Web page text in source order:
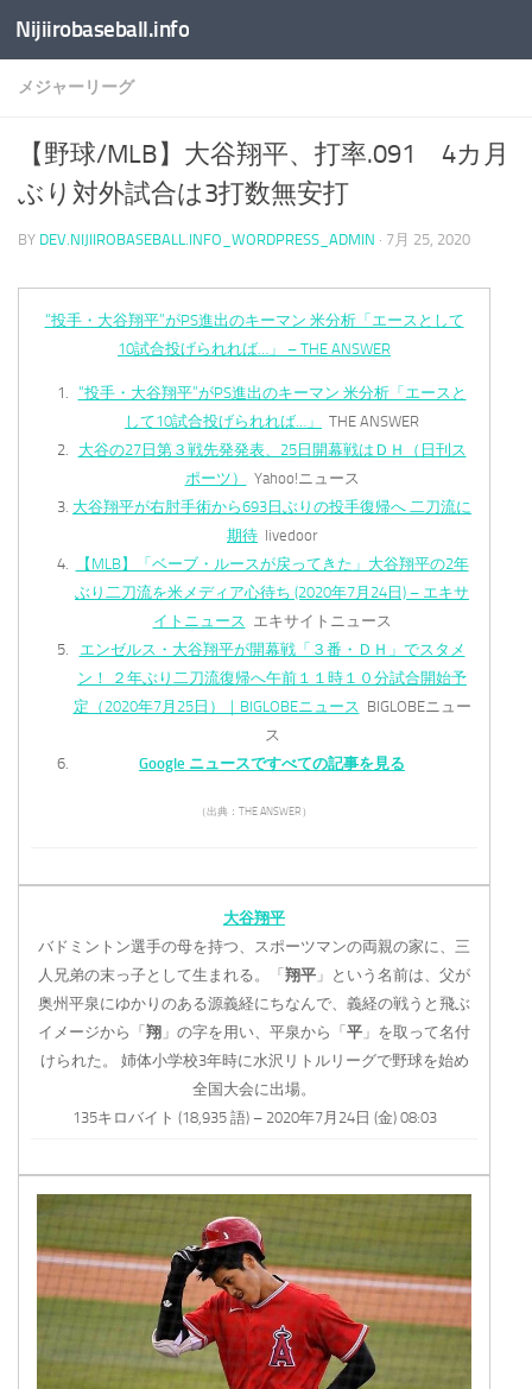
コンテンツへスキップ
Nijiirobaseball.info
メジャーリーグ
【野球/MLB】大谷翔平、打率.091 4カ月
ぶり対外試合は3打数無安打
BY DEV.NIJIIROBASEBALL.INFO_WORDPRESS_ADMIN · 7月 25, 2020
“投手・大谷翔平”がPS進出のキーマン 米分析「エースとして
10試合投げられれば…」 – THE ANSWER
“投手・大谷翔平”がPS進出のキーマン 米分析「エースと
して10試合投げられれば…」
THE ANSWER
大谷の27日第３戦先発発表、25日開幕戦はＤＨ（日刊ス
ポーツ）
Yahoo!ニュース
大谷翔平が右肘手術から693日ぶりの投手復帰へ 二刀流に
期待 livedoor
【MLB】「ベーブ・ルースが戻ってきた」大谷翔平の2年
ぶり二刀流を米メディア心待ち (2020年7月24日) – エキサ
イトニュース エキサイトニュース
エンゼルス・大谷翔平が開幕戦「３番・ＤＨ」でスタメ
ン！ ２年ぶり二刀流復帰へ午前１１時１０分試合開始予
定（2020年7月25日）｜BIGLOBEニュース BIGLOBEニュー
ス
Google ニュースですべての記事を見る
（出典：THE ANSWER）
大谷翔平
バドミントン選手の母を持つ、スポーツマンの両親の家に、三
人兄弟の末っ子として生まれる。「翔平 」という名前は、父が
奥州平泉にゆかりのある源義経にちなんで、義経の戦うと飛ぶ
イメージから「翔 」の字を用い、平泉から「平 」を取って名付
けられた。 姉体小学校3年時に水沢リトルリーグで野球を始め
全国大会に出場。
135キロバイト (18,935 語) – 2020年7月24日 (金) 08:03